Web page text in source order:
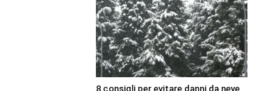
8 consigli per evitare danni da neve